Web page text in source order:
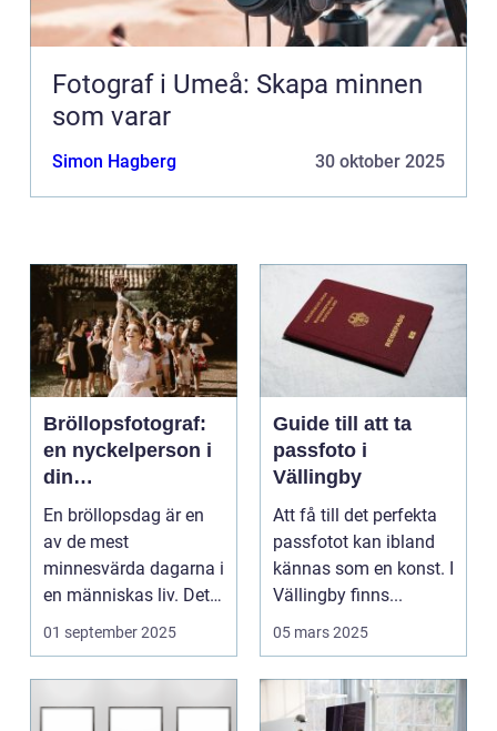
Fotograf i Umeå: Skapa minnen
som varar
Simon Hagberg 30 oktober 2025
Bröllopsfotograf:
en nyckelperson i
din
bröllopsberättelse
En bröllopsdag är en
av de mest
minnesvärda dagarna i
en människas liv. Det
&aum...
01 september 2025
Guide till att ta
passfoto i
Vällingby
Att få till det perfekta
passfotot kan ibland
kännas som en konst. I
Vällingby finns...
05 mars 2025